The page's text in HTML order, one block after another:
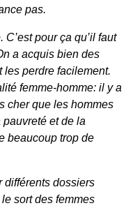
pas.
pour ça qu’il faut
a acquis bien des
les perdre facilement.
femme-homme: il y a
cher que les hommes
et de la
beaucoup trop de
différents dossiers
sort des femmes